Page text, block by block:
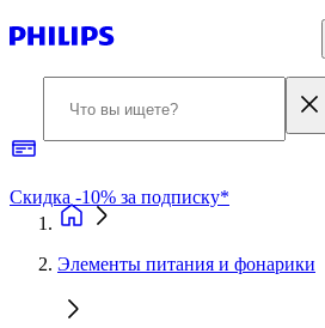
Скидка -10% за подписку*
Элементы питания и фонарики